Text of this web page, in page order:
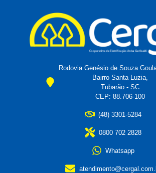
Rodovia Genésio de Souza
Bairro Santa Luzia,
Tubarão - SC
CEP: 88.706-100
(48) 3301-5284
0800 702 2828
Whatsapp